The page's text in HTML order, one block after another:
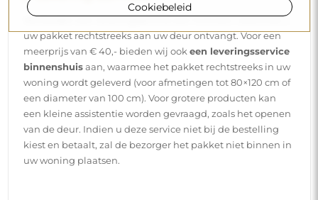
Wij bieden een leveringsservice aan huis aan, waarmee u
uw pakket rechtstreeks aan uw deur ontvangt. Voor een
meerprijs van € 40,- bieden wij ookeen leveringsservice
binnenshuisaan, waarmee het pakket rechtstreeks in uw
woning wordt geleverd (voor afmetingen tot 80×120 cm of
een diameter van 100 cm). Voor grotere producten kan
een kleine assistentie worden gevraagd, zoals het openen
van de deur. Indien u deze service niet bij de bestelling
kiest en betaalt, zal de bezorger het pakket niet binnen in
uw woning plaatsen.
Cookiebeleid